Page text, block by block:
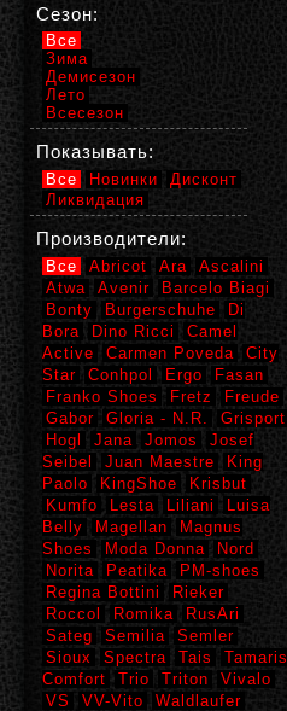
Сезон:
Все
Зима
Демисезон
Лето
Всесезон
Показывать:
Все Новинки
Дисконт
Ликвидация
Производители:
Все Abricot Ara
Ascalini
Atwa
Avenir
Barcelo Biagi
Bonty
Burgerschuhe
Di
Bora
Dino Ricci
Camel
Active
Carmen Poveda
City
Star
Conhpol Ergo
Fasan
Franko Shoes
Fretz
Freude
Gabor
Gloria - N.R.
Grisport
Hogl
Jana Jomos
Josef
Seibel
Juan Maestre
King
Paolo
KingShoe
Krisbut
Kumfo
Lesta Liliani
Luisa
Belly
Magellan
Magnus
Shoes
Moda Donna
Nord
Norita
Peatika
PM-shoes
Regina Bottini
Rieker
Roccol
Romika
RusAri
Sateg
Semilia
Semler
Sioux
Spectra Tais
Tamaris
Comfort
Trio Triton
Vivalo
VS
VV-Vito
Waldlaufer